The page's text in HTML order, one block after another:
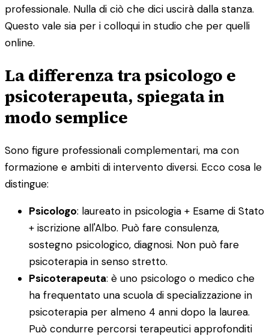
professionale. Nulla di ciò che dici uscirà dalla stanza.
Questo vale sia per i colloqui in studio che per quelli
online.
La differenza tra psicologo e
psicoterapeuta, spiegata in
modo semplice
Sono figure professionali complementari, ma con
formazione e ambiti di intervento diversi. Ecco cosa le
distingue:
Psicologo: laureato in psicologia + Esame di Stato
+ iscrizione all'Albo. Può fare consulenza,
sostegno psicologico, diagnosi. Non può fare
psicoterapia in senso stretto.
Psicoterapeuta: è uno psicologo o medico che
ha frequentato una scuola di specializzazione in
psicoterapia per almeno 4 anni dopo la laurea.
Può condurre percorsi terapeutici approfonditi